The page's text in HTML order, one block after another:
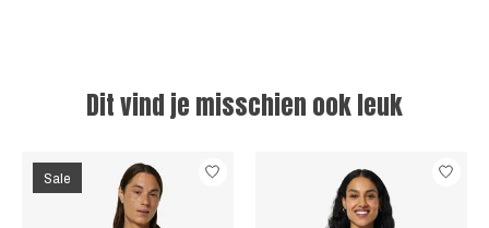
Dit vind je misschien ook leuk
Items van productcarrousel
Sale